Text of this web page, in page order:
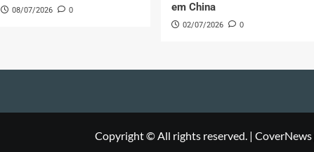
08/07/2026 0
em China
02/07/2026 0
Copyright © All rights reserved. | CoverNews